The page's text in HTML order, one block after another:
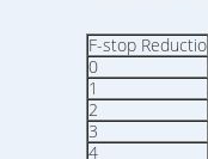
F-stop Reductio
0
1
2
3
4